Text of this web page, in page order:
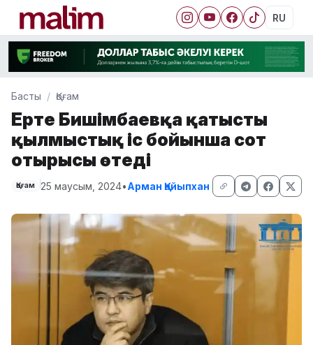
RU
Басты Қоғам
Ертең Бишімбаевқа қатысты
қылмыстық іс бойынша сот
отырысы өтеді
Қоғам 25 маусым, 2024•Арман Қайыпхан